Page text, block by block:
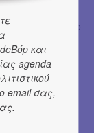
το έργο
λειτουργίας
και
agenda
email σας,